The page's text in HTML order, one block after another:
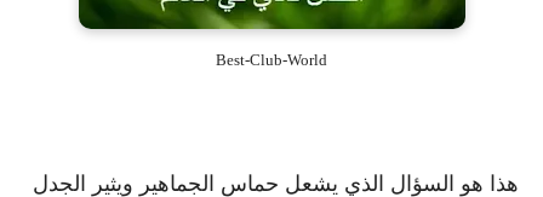
Best-Club-World
هذا هو السؤال الذي يشعل حماس الجماهير ويثير الجدل